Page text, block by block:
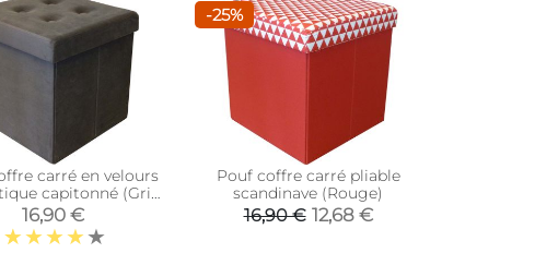
carré en velours
capitonné (Gris
anthracite)
16,90 €
-25%
Pouf coffre carré pliable
scandinave (Rouge)
16,90 € 12,68 €